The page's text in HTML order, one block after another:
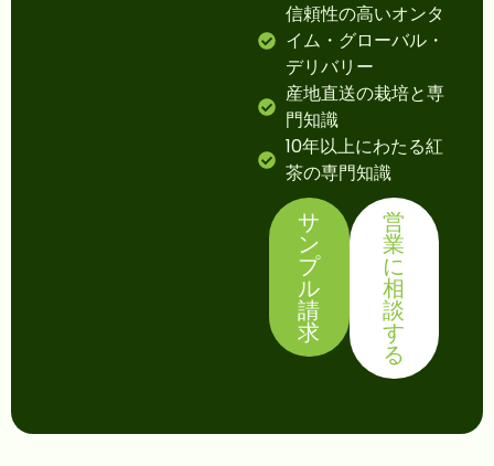
信頼性の高いオンタ
イム・グローバル・
デリバリー
産地直送の栽培と専
門知識
10年以上にわたる紅
茶の専門知識
サ
ン
プ
ル
請
求
営
業
に
相
談
す
る